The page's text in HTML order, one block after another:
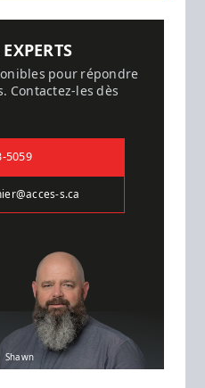
pour répondre
Contactez-les dès
5059
s.ca
Shawn